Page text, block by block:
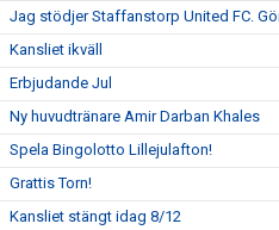
Jag stödjer Staffanstorp United FC.
Kansliet ikväll
Erbjudande Jul
Ny huvudtränare Amir Darban Khales
Spela Bingolotto Lillejulafton!
Grattis Torn!
Kansliet stängt idag 8/12